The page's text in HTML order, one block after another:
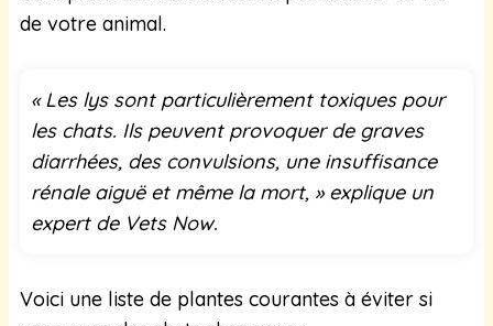
de votre animal.
« Les lys sont particulièrement toxiques pour
les chats. Ils peuvent provoquer de graves
diarrhées, des convulsions, une insuffisance
rénale aiguë et même la mort, » explique un
expert de Vets Now.
Voici une liste de plantes courantes à éviter si